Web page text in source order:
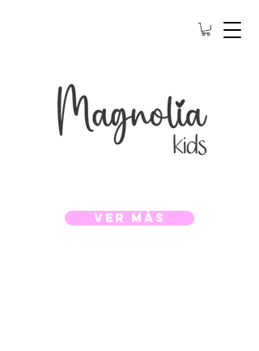
Ver Más